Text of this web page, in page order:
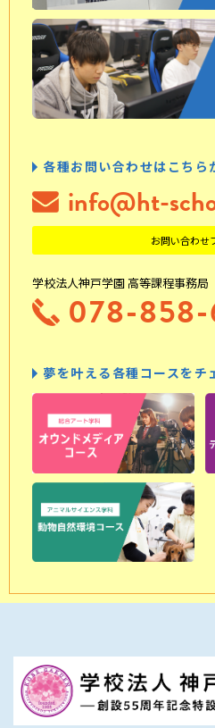
各種お問い合わせはこちら
info@ht-
お問い合わせ
学校法人神戸学園 高等課程事務局
078-858-
夢を叶える各種コースをチ